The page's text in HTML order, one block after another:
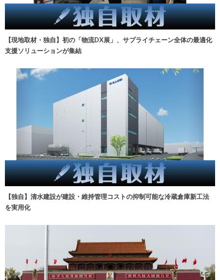
【現地取材・独自】初の「物流DX展」、サプライチェーン全体の最適化
支援ソリューションが集結
【独自】清水建設が建設・維持管理コストの抑制可能な冷蔵倉庫新工法
を実用化